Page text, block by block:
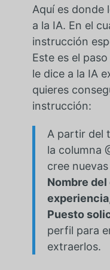
Aquí es donde
a la IA. En el
instrucción
Este es el
le dice a la IA
quieres
instrucción:
A partir del
la columna
cree
Nombre
experiencia
Puesto
perfil para
extraerlos.